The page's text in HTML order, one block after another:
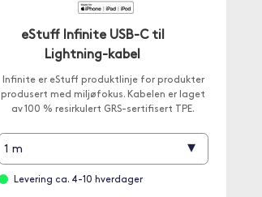
eStuff Infinite USB-C til
Lightning-kabel
Infinite er eStuff produktlinje for produkter
produsert med miljøfokus. Kabelen er laget
av 100 % resirkulert GRS-sertifisert TPE.
1 m ▾
Levering ca. 4-10 hverdager